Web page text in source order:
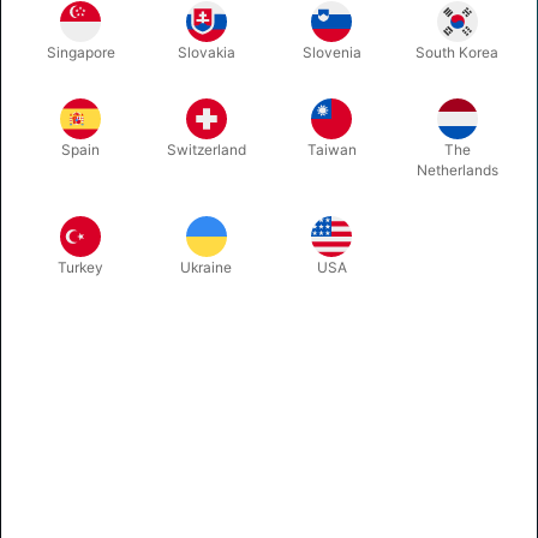
tryl@pegani.dk
KATALOG
TRYLLERI
BALLONER
JUL & MAGI
Singapore Slovakia Slovenia South Korea
Spain Switzerland Taiwan
The
Netherlands
Turkey Ukraine USA